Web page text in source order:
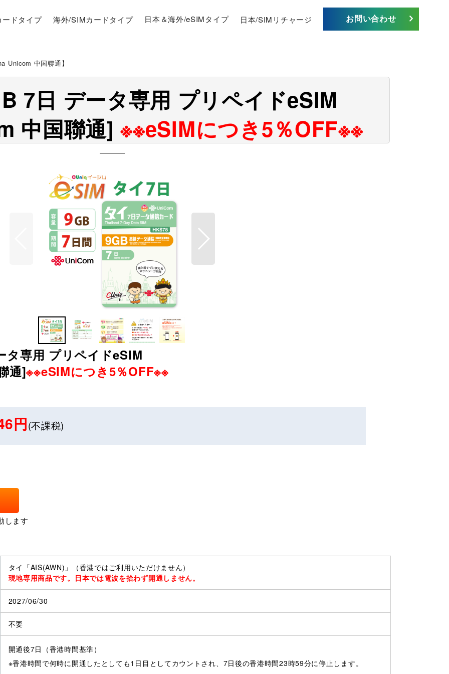
ドタイプ 海外/SIMカードタイプ 日本＆海外/eSIMタイプ 日本/SIMリチャージ お問い合わせ
Unicom 中国聯通】
7日 データ専用 プリペイドeSIM
中国聯通]※※eSIMにつき5％OFF※※
タ専用 プリペイドeSIM
通]※※eSIMにつき5％OFF※※
円(不課税)
します
タイ「AIS(AWN)」（香港ではご利用いただけません）
現地専用商品です。日本では電波を拾わず開通しません。
2027/06/30
不要
開通後7日（香港時間基準）
※香港時間で何時に開通したとしても1日目としてカウントされ、7日後の香港時間23時59分に停止します。